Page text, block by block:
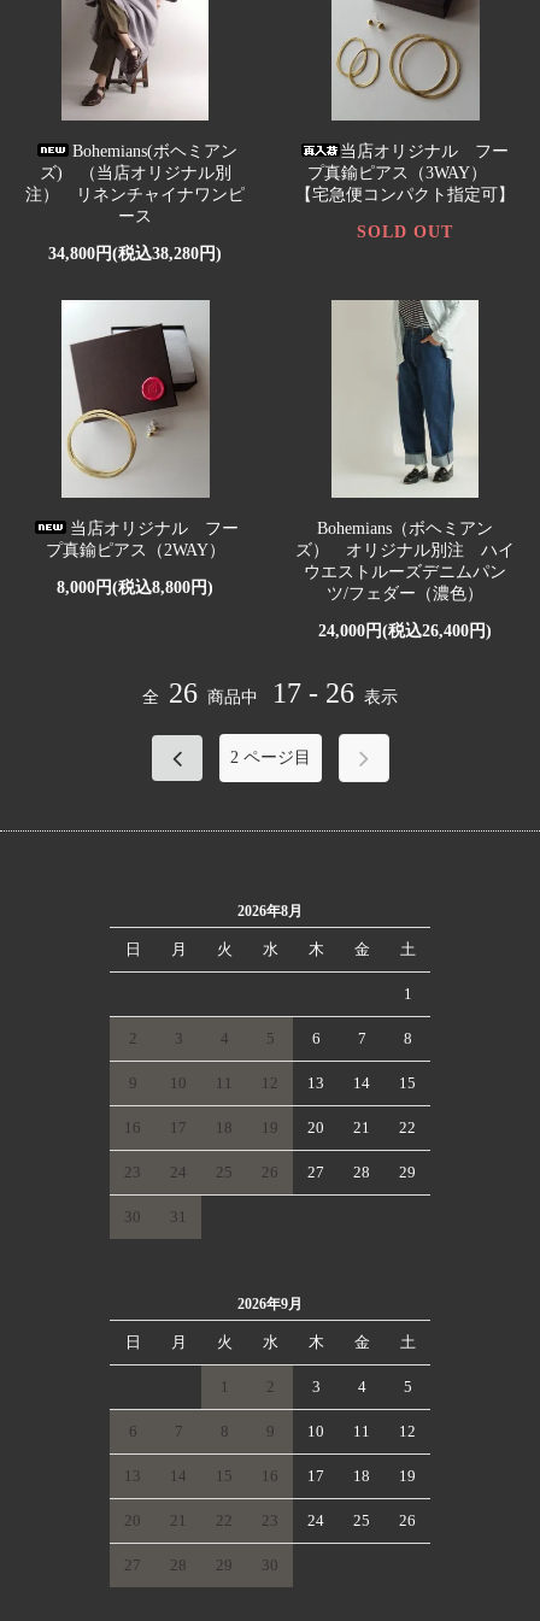
Bohemians(ボヘミアン
ズ) （当店オリジナル別
注） リネンチャイナワンピ
ース
34,800円(税込38,280円)
当店オリジナル フー
プ真鍮ピアス（3WAY）
【宅急便コンパクト指定可】
SOLD OUT
当店オリジナル フー
プ真鍮ピアス（2WAY）
8,000円(税込8,800円)
Bohemians（ボヘミアン
ズ） オリジナル別注 ハイ
ウエストルーズデニムパン
ツ/フェダー（濃色）
24,000円(税込26,400円)
全 26 商品中 17 - 26 表示
2 ページ目
2026年8月
日 月 火 水 木 金 土
1
2 3 4 5 6 7 8
9 10 11 12 13 14 15
16 17 18 19 20 21 22
23 24 25 26 27 28 29
30 31
2026年9月
日 月 火 水 木 金 土
1 2 3 4 5
6 7 8 9 10 11 12
13 14 15 16 17 18 19
20 21 22 23 24 25 26
27 28 29 30